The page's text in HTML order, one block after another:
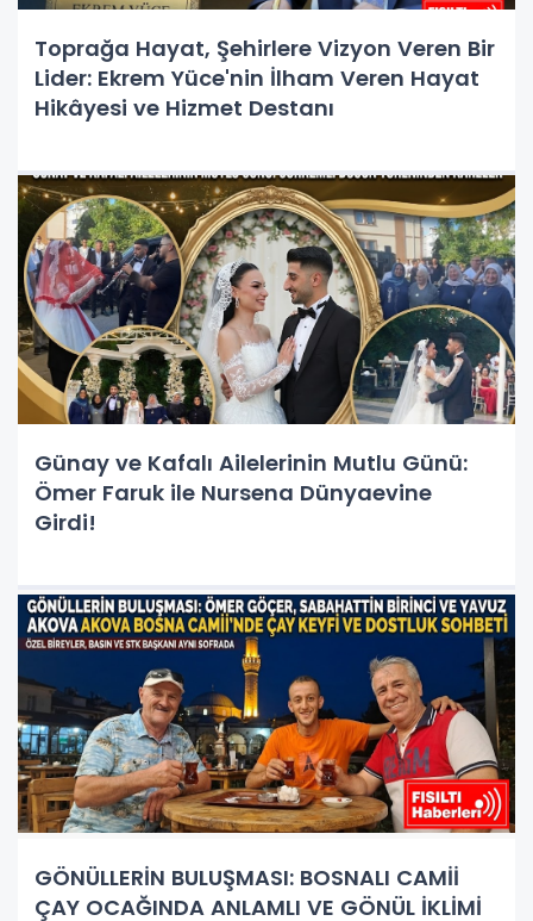
Toprağa Hayat, Şehirlere Vizyon Veren Bir
Lider: Ekrem Yüce'nin İlham Veren Hayat
Hikâyesi ve Hizmet Destanı
Günay ve Kafalı Ailelerinin Mutlu Günü:
Ömer Faruk ile Nursena Dünyaevine
Girdi!
GÖNÜLLERİN BULUŞMASI: BOSNALI CAMİİ
ÇAY OCAĞINDA ANLAMLI VE GÖNÜL İKLİMİ